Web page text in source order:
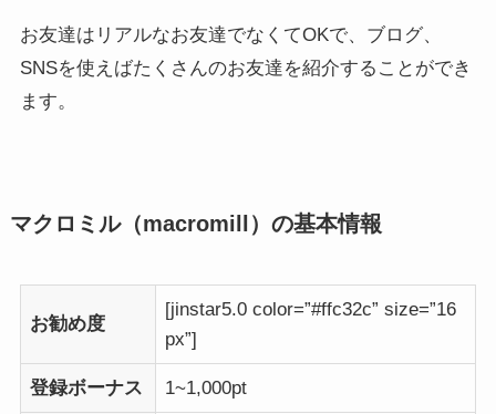
お友達はリアルなお友達でなくてOKで、ブログ、
SNSを使えばたくさんのお友達を紹介することができ
ます。
マクロミル（macromill）の基本情報
お勧め度
[jinstar5.0 color=”#ffc32c” size=”16
px”]
登録ボーナス 1~1,000pt